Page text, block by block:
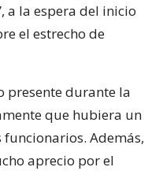
a la espera del inicio
el estrecho de
presente durante la
que hubiera un
Además,
aprecio por el